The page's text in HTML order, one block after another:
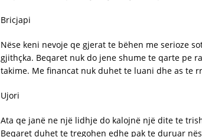
Bricjapi
Nëse keni nevoje qe gjerat te bëhen me serioze
gjithçka. Beqaret nuk do jene shume te qarte pe
takime. Me financat nuk duhet te luani dhe as te
Ujori
Ata qe janë ne një lidhje do kalojnë një dite te
Beqaret duhet te tregohen edhe pak te duruar